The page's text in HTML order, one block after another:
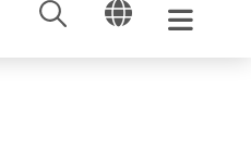
APRI APRI